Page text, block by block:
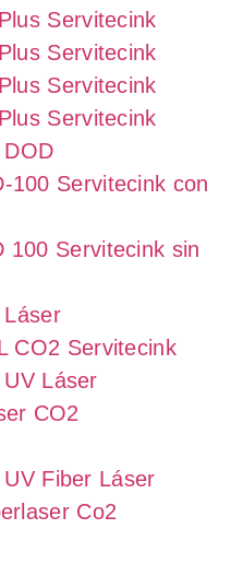
Servitecink
Servitecink
Servitecink
Servitecink
100 Servitecink con
100 Servitecink sin
Láser
CO2 Servitecink
Láser
CO2
Fiber Láser
Co2